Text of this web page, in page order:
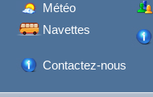
Météo
Navettes
Contactez-nous